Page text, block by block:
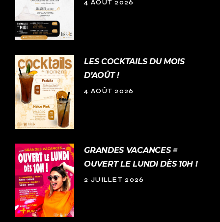
4 AOÛT 2026
LES COCKTAILS DU MOIS
D’AOÛT !
4 AOÛT 2026
GRANDES VACANCES =
OUVERT LE LUNDI DÈS 10H !
2 JUILLET 2026